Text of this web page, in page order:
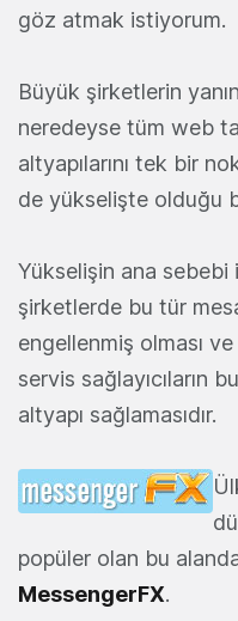
göz atmak istiyorum.
Büyük şirketlerin
neredeyse tüm web
altyapılarını tek bir
de yükselişte olduğu
Yükselişin ana
şirketlerde bu tür
engellenmiş olması
servis sağlayıcıların
altyapı sağlamasıdır.
popüler olan bu
MessengerFX.